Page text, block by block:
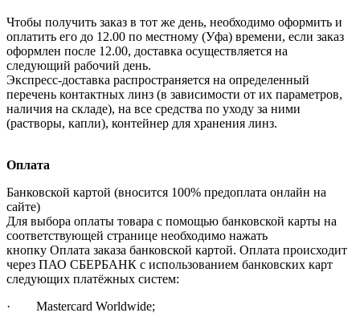
Чтобы получить заказ в тот же день, необходимо оформить и
оплатить его до 12.00 по местному (Уфа) времени, если заказ
оформлен после 12.00, доставка осуществляется на
следующий рабочий день.
Экспресс-доставка распространяется на определенный
перечень контактных линз (в зависимости от их параметров,
наличия на складе), на все средства по уходу за ними
(растворы, капли), контейнер для хранения линз.
Оплата
Банковской картой (вносится 100% предоплата онлайн на
сайте)
Для выбора оплаты товара с помощью банковской карты на
соответствующей странице необходимо нажать
кнопку Оплата заказа банковской картой. Оплата происходит
через ПАО СБЕРБАНК с использованием банковских карт
следующих платёжных систем:
· Mastercard Worldwide;